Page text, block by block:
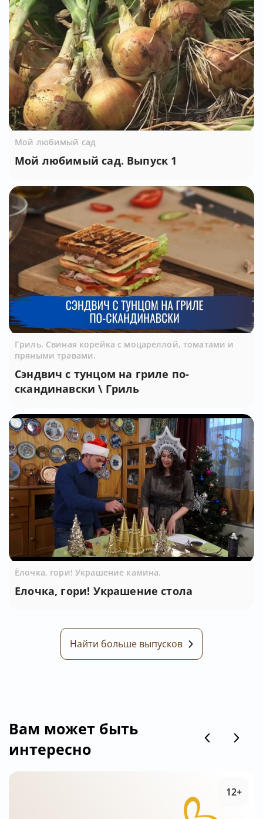
Мой любимый сад
Мой любимый сад. Выпуск 1
Гриль. Свиная корейка с моцареллой, томатами и
пряными травами.
Сэндвич с тунцом на гриле по-
скандинавски \ Гриль
Ёлочка, гори! Украшение камина.
Елочка, гори! Украшение стола
Найти больше выпусков
Вам может быть
интересно
12+